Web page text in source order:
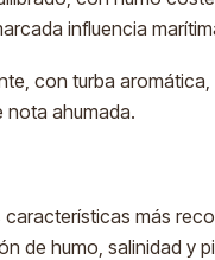
influencia
con turba
nota ahumada.
características más
de humo, salinidad y